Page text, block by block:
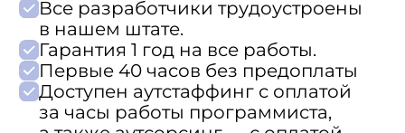
а также аутсорсинг — с оплатой
за выполненные задачи
Отправить заявку